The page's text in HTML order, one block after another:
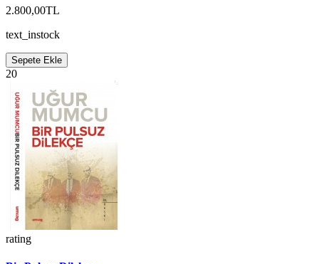
2.800,00TL
text_instock
Sepete Ekle
20
rating